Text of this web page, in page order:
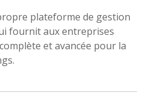
plateforme de gestion
fournit aux entreprises
et avancée pour la